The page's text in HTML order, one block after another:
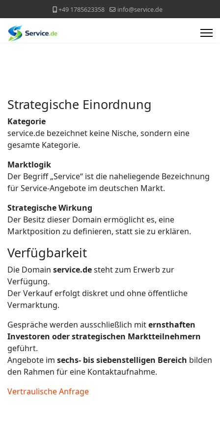
+49 1785623358 info@service.de
Strategische Einordnung
Kategorie
service.de bezeichnet keine Nische, sondern eine
gesamte Kategorie.
Marktlogik
Der Begriff „Service“ ist die naheliegende Bezeichnung
für Service-Angebote im deutschen Markt.
Strategische Wirkung
Der Besitz dieser Domain ermöglicht es, eine
Marktposition zu definieren, statt sie zu erklären.
Verfügbarkeit
Die Domain service.desteht zum Erwerb zur
Verfügung.
Der Verkauf erfolgt diskret und ohne öffentliche
Vermarktung.
Gespräche werden ausschließlich miternsthaften
Investoren oder strategischen Marktteilnehmern
geführt.
Angebote im sechs- bis siebenstelligen Bereich bilden
den Rahmen für eine Kontaktaufnahme.
Vertraulische Anfrage